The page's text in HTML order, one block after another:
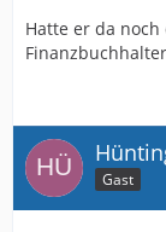
Hatte er da
Gast